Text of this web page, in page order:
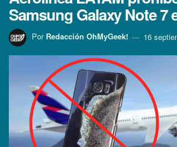
Samsung Galaxy Note 7
Por Redacción OhMyGeek! 16